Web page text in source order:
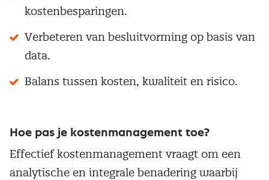
kostenbesparingen.
Verbeteren van besluitvorming op basis van
data.
Balans tussen kosten, kwaliteit en risico.
Hoe pas je kostenmanagement toe?
Effectief kostenmanagement vraagt om een
analytische en integrale benadering waarbij